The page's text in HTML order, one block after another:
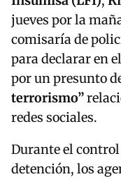
jueves por la
comisaría de
para declarar en
por un presunto
terrorismo”
redes sociales.
Durante el
detención, los